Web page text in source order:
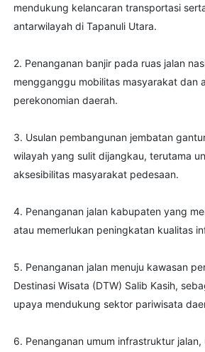
mendukung kelancaran transportasi
antarwilayah di Tapanuli Utara.
2. Penanganan banjir pada ruas jalan
mengganggu mobilitas masyarakat dan
perekonomian daerah.
3. Usulan pembangunan jembatan
wilayah yang sulit dijangkau, terutama
aksesibilitas masyarakat pedesaan.
4. Penanganan jalan kabupaten yang
atau memerlukan peningkatan kualitas
5. Penanganan jalan menuju kawasan
Destinasi Wisata (DTW) Salib Kasih,
upaya mendukung sektor pariwisata
6. Penanganan umum infrastruktur